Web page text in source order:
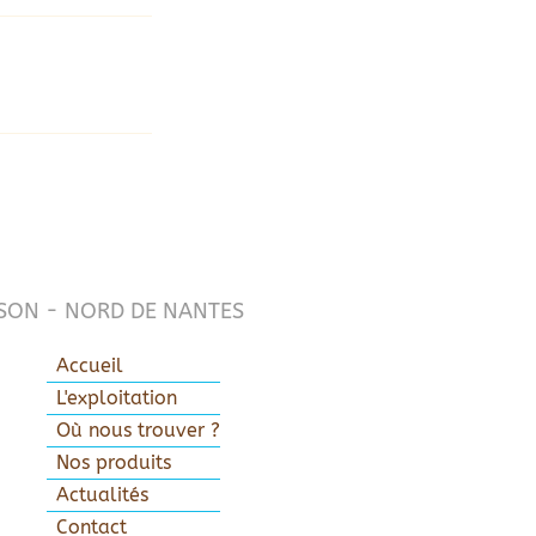
- NORD DE NANTES
Accueil
L'exploitation
Où nous trouver ?
Nos produits
Actualités
Contact